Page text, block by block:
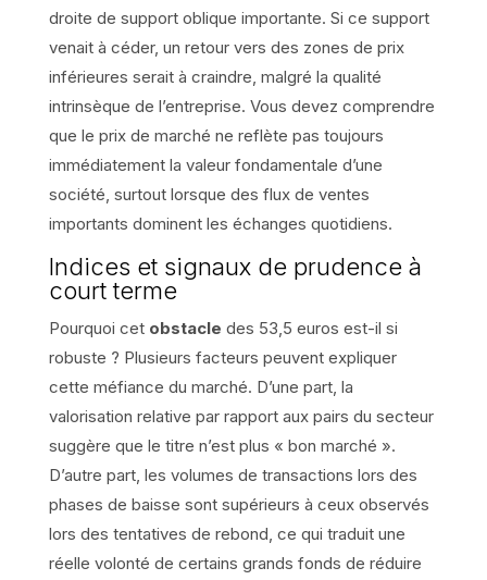
droite de support oblique importante. Si ce support
venait à céder, un retour vers des zones de prix
inférieures serait à craindre, malgré la qualité
intrinsèque de l’entreprise. Vous devez comprendre
que le prix de marché ne reflète pas toujours
immédiatement la valeur fondamentale d’une
société, surtout lorsque des flux de ventes
importants dominent les échanges quotidiens.
Indices et signaux de prudence à
court terme
Pourquoi cet obstacle des 53,5 euros est-il si
robuste ? Plusieurs facteurs peuvent expliquer
cette méfiance du marché. D’une part, la
valorisation relative par rapport aux pairs du secteur
suggère que le titre n’est plus « bon marché ».
D’autre part, les volumes de transactions lors des
phases de baisse sont supérieurs à ceux observés
lors des tentatives de rebond, ce qui traduit une
réelle volonté de certains grands fonds de réduire